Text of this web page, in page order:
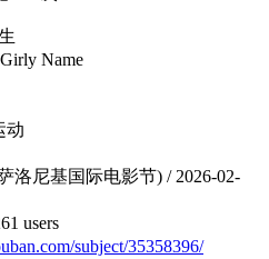
Name
尼基国际电影节) / 2026-02-
users
subject/35358396/